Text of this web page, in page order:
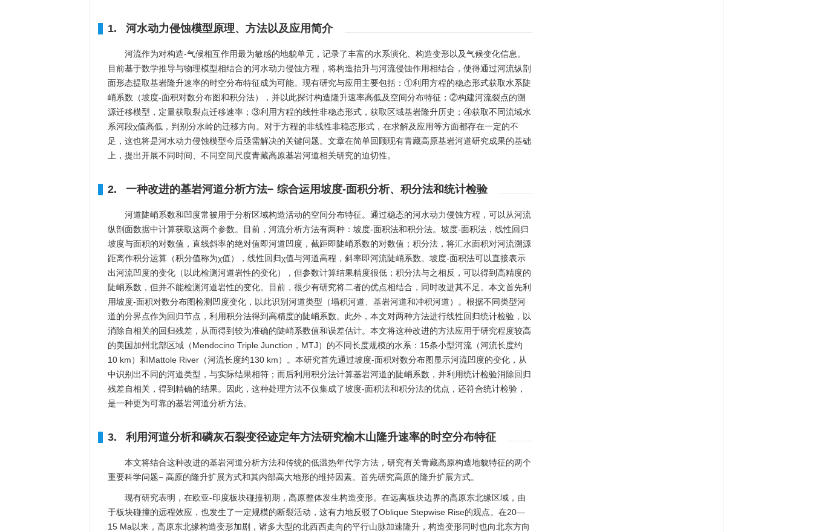
1. 河水动力侵蚀模型原理、方法以及应用简介
河流作为对构造-气候相互作用最为敏感的地貌单元，记录了丰富的水系演化、构造变形以及气候变化信息。
目前基于数学推导与物理模型相结合的河水动力侵蚀方程，将构造抬升与河流侵蚀作用相结合，使得通过河流纵剖
面形态提取基岩隆升速率的时空分布特征成为可能。现有研究与应用主要包括：①利用方程的稳态形式获取水系陡
峭系数（坡度-面积对数分布图和积分法），并以此探讨构造隆升速率高低及空间分布特征；②构建河流裂点的溯
源迁移模型，定量获取裂点迁移速率；③利用方程的线性非稳态形式，获取区域基岩隆升历史；④获取不同流域水
系河段χ值高低，判别分水岭的迁移方向。对于方程的非线性非稳态形式，在求解及应用等方面都存在一定的不
足，这也将是河水动力侵蚀模型今后亟需解决的关键问题。文章在简单回顾现有青藏高原基岩河道研究成果的基础
上，提出开展不同时间、不同空间尺度青藏高原基岩河道相关研究的迫切性。
2. 一种改进的基岩河道分析方法− 综合运用坡度-面积分析、积分法和统计检验
河道陡峭系数和凹度常被用于分析区域构造活动的空间分布特征。通过稳态的河水动力侵蚀方程，可以从河流
纵剖面数据中计算获取这两个参数。目前，河流分析方法有两种：坡度-面积法和积分法。坡度-面积法，线性回归
坡度与面积的对数值，直线斜率的绝对值即河道凹度，截距即陡峭系数的对数值；积分法，将汇水面积对河流溯源
距离作积分运算（积分值称为χ值），线性回归χ值与河道高程，斜率即河流陡峭系数。坡度-面积法可以直接表示
出河流凹度的变化（以此检测河道岩性的变化），但参数计算结果精度很低；积分法与之相反，可以得到高精度的
陡峭系数，但并不能检测河道岩性的变化。目前，很少有研究将二者的优点相结合，同时改进其不足。本文首先利
用坡度-面积对数分布图检测凹度变化，以此识别河道类型（塌积河道、基岩河道和冲积河道）。根据不同类型河
道的分界点作为回归节点，利用积分法得到高精度的陡峭系数。此外，本文对两种方法进行线性回归统计检验，以
消除自相关的回归残差，从而得到较为准确的陡峭系数值和误差估计。本文将这种改进的方法应用于研究程度较高
的美国加州北部区域（Mendocino Triple Junction，MTJ）的不同长度规模的水系：15条小型河流（河流长度约
10 km）和Mattole River（河流长度约130 km）。本研究首先通过坡度-面积对数分布图显示河流凹度的变化，从
中识别出不同的河道类型，与实际结果相符；而后利用积分法计算基岩河道的陡峭系数，并利用统计检验消除回归
残差自相关，得到精确的结果。因此，这种处理方法不仅集成了坡度-面积法和积分法的优点，还符合统计检验，
是一种更为可靠的基岩河道分析方法。
3. 利用河道分析和磷灰石裂变径迹定年方法研究榆木山隆升速率的时空分布特征
本文将结合这种改进的基岩河道分析方法和传统的低温热年代学方法，研究有关青藏高原构造地貌特征的两个
重要科学问题− 高原的隆升扩展方式和其内部高大地形的维持因素。首先研究高原的隆升扩展方式。
现有研究表明，在欧亚-印度板块碰撞初期，高原整体发生构造变形。在远离板块边界的高原东北缘区域，由
于板块碰撞的远程效应，也发生了一定规模的断裂活动，这有力地反驳了Oblique Stepwise Rise的观点。在20—
15 Ma以来，高原东北缘构造变形加剧，诸多大型的北西西走向的平行山脉加速隆升，构造变形同时也向北东方向